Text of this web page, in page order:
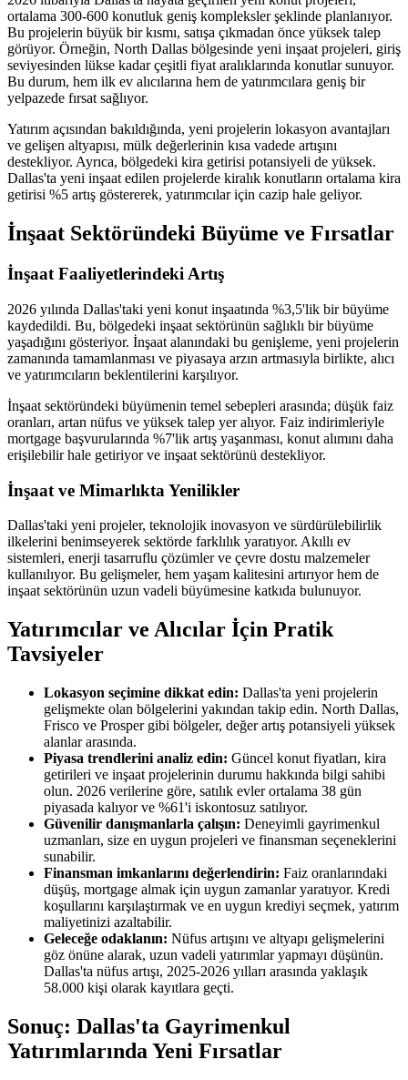
ortalama 300-600 konutluk geniş kompleksler şeklinde planlanıyor.
Bu projelerin büyük bir kısmı, satışa çıkmadan önce yüksek talep
görüyor. Örneğin, North Dallas bölgesinde yeni inşaat projeleri, giriş
seviyesinden lükse kadar çeşitli fiyat aralıklarında konutlar sunuyor.
Bu durum, hem ilk ev alıcılarına hem de yatırımcılara geniş bir
yelpazede fırsat sağlıyor.
Yatırım açısından bakıldığında, yeni projelerin lokasyon avantajları
ve gelişen altyapısı, mülk değerlerinin kısa vadede artışını
destekliyor. Ayrıca, bölgedeki kira getirisi potansiyeli de yüksek.
Dallas'ta yeni inşaat edilen projelerde kiralık konutların ortalama kira
getirisi %5 artış göstererek, yatırımcılar için cazip hale geliyor.
İnşaat Sektöründeki Büyüme ve Fırsatlar
İnşaat Faaliyetlerindeki Artış
2026 yılında Dallas'taki yeni konut inşaatında %3,5'lik bir büyüme
kaydedildi. Bu, bölgedeki inşaat sektörünün sağlıklı bir büyüme
yaşadığını gösteriyor. İnşaat alanındaki bu genişleme, yeni projelerin
zamanında tamamlanması ve piyasaya arzın artmasıyla birlikte, alıcı
ve yatırımcıların beklentilerini karşılıyor.
İnşaat sektöründeki büyümenin temel sebepleri arasında; düşük faiz
oranları, artan nüfus ve yüksek talep yer alıyor. Faiz indirimleriyle
mortgage başvurularında %7'lik artış yaşanması, konut alımını daha
erişilebilir hale getiriyor ve inşaat sektörünü destekliyor.
İnşaat ve Mimarlıkta Yenilikler
Dallas'taki yeni projeler, teknolojik inovasyon ve sürdürülebilirlik
ilkelerini benimseyerek sektörde farklılık yaratıyor. Akıllı ev
sistemleri, enerji tasarruflu çözümler ve çevre dostu malzemeler
kullanılıyor. Bu gelişmeler, hem yaşam kalitesini artırıyor hem de
inşaat sektörünün uzun vadeli büyümesine katkıda bulunuyor.
Yatırımcılar ve Alıcılar İçin Pratik
Tavsiyeler
Lokasyon seçimine dikkat edin: Dallas'ta yeni projelerin
gelişmekte olan bölgelerini yakından takip edin. North Dallas,
Frisco ve Prosper gibi bölgeler, değer artış potansiyeli yüksek
alanlar arasında.
Piyasa trendlerini analiz edin: Güncel konut fiyatları, kira
getirileri ve inşaat projelerinin durumu hakkında bilgi sahibi
olun. 2026 verilerine göre, satılık evler ortalama 38 gün
piyasada kalıyor ve %61'i iskontosuz satılıyor.
Güvenilir danışmanlarla çalışın: Deneyimli gayrimenkul
uzmanları, size en uygun projeleri ve finansman seçeneklerini
sunabilir.
Finansman imkanlarını değerlendirin: Faiz oranlarındaki
düşüş, mortgage almak için uygun zamanlar yaratıyor. Kredi
koşullarını karşılaştırmak ve en uygun krediyi seçmek, yatırım
maliyetinizi azaltabilir.
Geleceğe odaklanın: Nüfus artışını ve altyapı gelişmelerini
göz önüne alarak, uzun vadeli yatırımlar yapmayı düşünün.
Dallas'ta nüfus artışı, 2025-2026 yılları arasında yaklaşık
58.000 kişi olarak kayıtlara geçti.
Sonuç: Dallas'ta Gayrimenkul
Yatırımlarında Yeni Fırsatlar